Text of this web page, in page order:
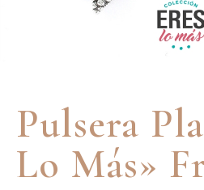
Pulsera
Lo Más»